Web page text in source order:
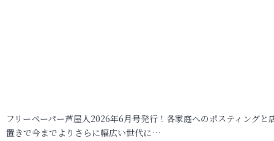
フリーペーパー芦屋人2026年6月号発行！各家庭へのポスティングと
置きで今までよりさらに幅広い世代に…